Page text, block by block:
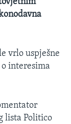
vrlo uspješne
interesima
lista Politico